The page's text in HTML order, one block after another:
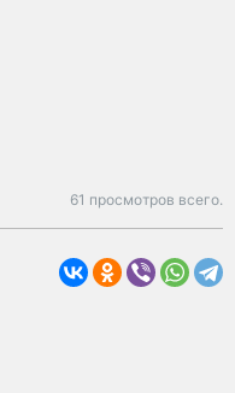
61 просмотров всего.